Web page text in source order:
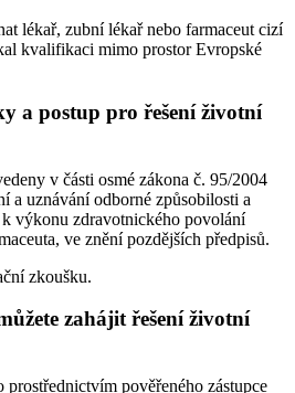
lékař, zubní lékař nebo farmaceut cizí
kvalifikaci mimo prostor Evropské
a postup pro řešení životní
v části osmé zákona č. 95/2004
a uznávání odborné způsobilosti a
výkonu zdravotnického povolání
ve znění pozdějších předpisů.
zkoušku.
zahájit řešení životní
prostřednictvím pověřeného zástupce